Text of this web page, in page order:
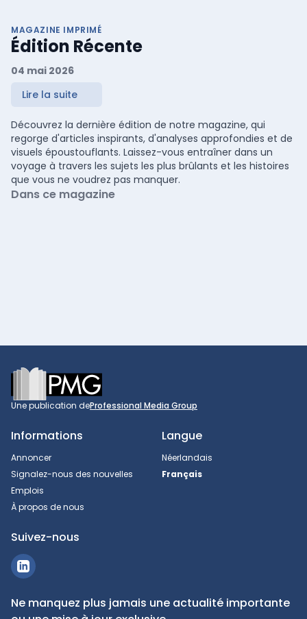
MAGAZINE IMPRIMÉ
Édition Récente
04 mai 2026
Lire la suite
Découvrez la dernière édition de notre magazine, qui
regorge d'articles inspirants, d'analyses approfondies et de
visuels époustouflants. Laissez-vous entraîner dans un
voyage à travers les sujets les plus brûlants et les histoires
que vous ne voudrez pas manquer.
Dans ce magazine
Footer
Une publication deProfessional Media Group
Informations
Annoncer
Signalez-nous des nouvelles
Emplois
À propos de nous
Langue
Néerlandais
Français
Suivez-nous
Ne manquez plus jamais une actualité importante